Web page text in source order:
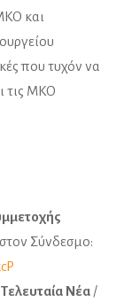
και
που τυχόν να
τις ΜΚΟ
στον Σύνδεσμο:
Τελευταία Νέα /